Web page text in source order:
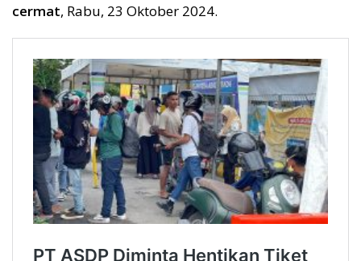
cermat, Rabu, 23 Oktober 2024.